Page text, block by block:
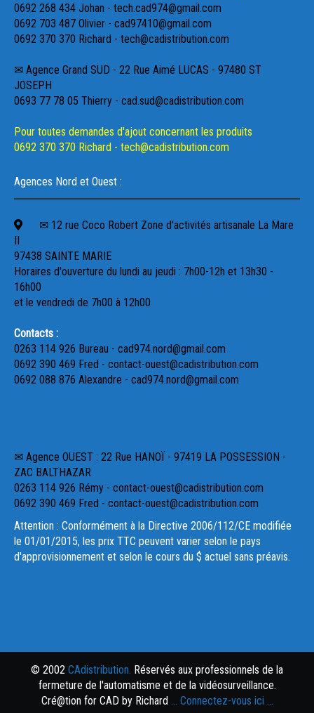
0692 268 434 Johan - tech.cad974@gmail.com
0692 703 487 Olivier - cad97410@gmail.com
0692 370 370 Richard - tech@cadistribution.com
✉ Agence Grand SUD - 22 Rue Aimé LUCAS - 97480 ST
JOSEPH
0693 77 78 05 Thierry - cad.sud@cadistribution.com
Pour toutes demandes d'ajout concernant les produits
0692 370 370 Richard - tech@cadistribution.com
Agences Nord et Ouest :
✉ 12 rue Coco Robert Zone d'activités artisanale La Mare
II
97438 SAINTE MARIE
Horaires d'ouverture du lundi au jeudi : 7h00-12h et 13h30 -
16h00
et le vendredi de 7h00 à 12h00
Contacts :
0263 114 926 Bureau - cad974.nord@gmail.com
0692 390 469 Fred - contact-ouest@cadistribution.com
0692 088 876 Alexandre - cad974.nord@gmail.com
✉ Agence OUEST : 22 Rue HANOÏ - 97419 LA POSSESSION -
ZAC BALTHAZAR
0263 114 926 Rémy - contact-ouest@cadistribution.com
0692 390 469 Fred - contact-ouest@cadistribution.com
Attention : Conformément à la Directive 2006/112/CE modifiée
le 01/01/2015, les prix TTC peuvent varier selon le pays
d'approvisionnement et selon le cours du $ actuel sans préavis.
© 2002 CAdistribution. Réservés aux professionnels de la
fermeture de l'automatisme et de la vidéosurveillance.
Cré@tion for CAD by Richard ... Connectez-vous ici ...